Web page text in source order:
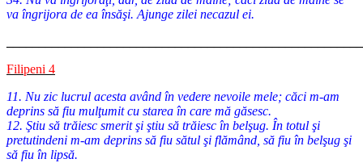
va îngrijora de ea însăşi. Ajunge zilei necazul ei.
Filipeni 4
11. Nu zic lucrul acesta având în vedere nevoile mele; căci m-am
deprins să fiu mulţumit cu starea în care mă găsesc.
12. Ştiu să trăiesc smerit şi ştiu să trăiesc în belşug. În totul şi
pretutindeni m-am deprins să fiu sătul şi flămând, să fiu în belşug şi
să fiu în lipsă.